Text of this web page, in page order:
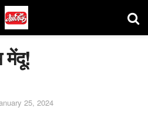
मेंदू!
25, 2024